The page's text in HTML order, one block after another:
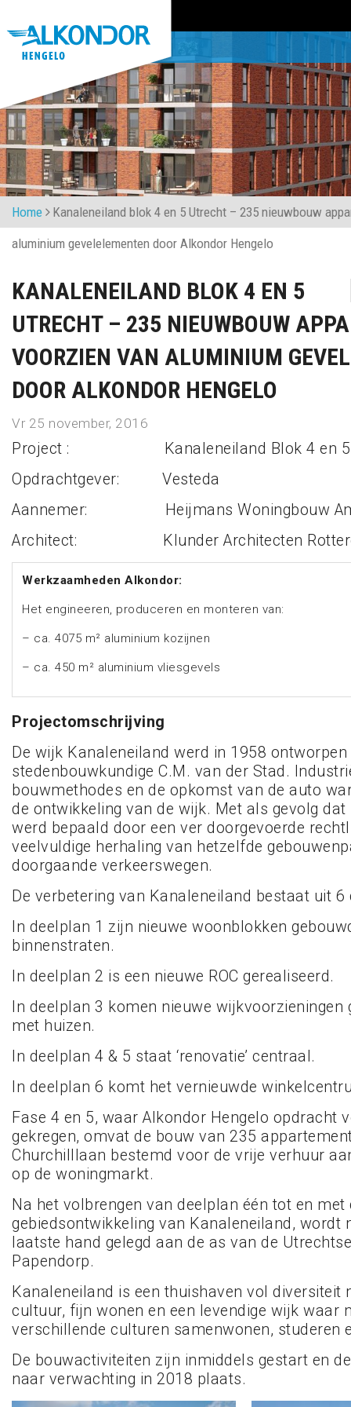
Home Kanaleneiland blok 4 en 5 Utrecht – 235 nieuwbouw
aluminium gevelelementen door Alkondor Hengelo
KANALENEILAND BLOK 4 EN 5
UTRECHT – 235 NIEUWBOUW
VOORZIEN VAN ALUMINIUM
DOOR ALKONDOR HENGELO
Vr 25 november, 2016
Project : Kanaleneiland Blok 4 en 5
Opdrachtgever: Vesteda
Aannemer: Heijmans Woningbouw
Architect: Klunder Architecten
Werkzaamheden Alkondor:
Het engineeren, produceren en monteren van:
– ca. 4075 m² aluminium kozijnen
– ca. 450 m² aluminium vliesgevels
Projectomschrijving
De wijk Kanaleneiland werd in 1958
stedenbouwkundige C.M. van der Stad.
bouwmethodes en de opkomst van de auto
de ontwikkeling van de wijk. Met als gevolg
werd bepaald door een ver doorgevoerde
veelvuldige herhaling van hetzelfde
doorgaande verkeerswegen.
De verbetering van Kanaleneiland bestaat uit 6
In deelplan 1 zijn nieuwe woonblokken
binnenstraten.
In deelplan 2 is een nieuwe ROC gerealiseerd.
In deelplan 3 komen nieuwe wijkvoorzieningen
met huizen.
In deelplan 4 & 5 staat ‘renovatie’ centraal.
In deelplan 6 komt het vernieuwde
Fase 4 en 5, waar Alkondor Hengelo opdracht
gekregen, omvat de bouw van 235
Churchilllaan bestemd voor de vrije verhuur
op de woningmarkt.
Na het volbrengen van deelplan één tot en met
gebiedsontwikkeling van Kanaleneiland, wordt
laatste hand gelegd aan de as van de
Papendorp.
Kanaleneiland is een thuishaven vol diversiteit
cultuur, fijn wonen en een levendige wijk waar
verschillende culturen samenwonen, studeren
De bouwactiviteiten zijn inmiddels gestart en
naar verwachting in 2018 plaats.